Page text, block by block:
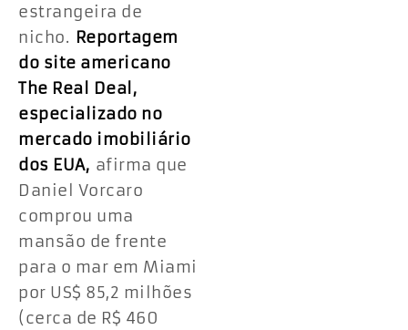
estrangeira de
nicho. Reportagem
do site americano
The Real Deal,
especializado no
mercado imobiliário
dos EUA, afirma que
Daniel Vorcaro
comprou uma
mansão de frente
para o mar em Miami
por US$ 85,2 milhões
(cerca de R$ 460